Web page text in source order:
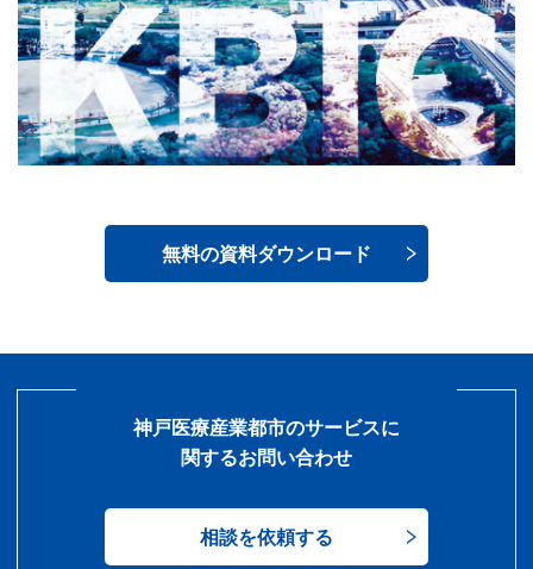
無料の資料ダウンロード
神戸医療産業都市のサービスに
関するお問い合わせ
相談を依頼する